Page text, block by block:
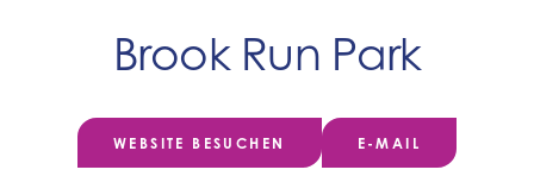
Brook Run Park
WEBSITE BESUCHEN E-MAIL